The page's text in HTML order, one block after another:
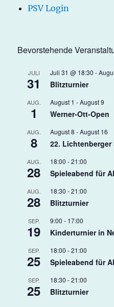
PSV Login
Bevorstehende
JULI
31
Juli 31 @ 18:30 -
Blitzturnier
AUG.
1
August 1 -August 9
Werner-Ott-Open
AUG.
8
August 8 -August 16
22. Lichtenberger
AUG.
28
18:00 -21:00
Spieleabend für
AUG.
28
18:30 -21:00
Blitzturnier
SEP.
19
9:00 - 17:00
Kinderturnier in
SEP.
25
18:00 -21:00
Spieleabend für
SEP.
25
18:30 -21:00
Blitzturnier